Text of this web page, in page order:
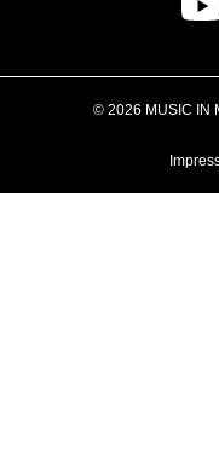
© 2026 MUSIC IN